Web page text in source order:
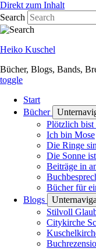
Direkt zum Inhalt
Search
Heiko Kuschel
Bücher, Blogs, Bands,
toggle
Start
Bücher
Plötzlich bist
Ich bin Mose
Die Ringe
Die Sonne
Beiträge in
Bücher für
Blogs
Stilvoll
Citykirche